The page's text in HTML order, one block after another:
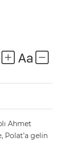
Ahmet
Polat’a gelin